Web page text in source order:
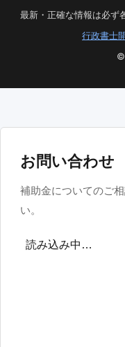
最新・正確な情報は必ず
行政書士
©
お問い合わせ
補助金についてのご
い。